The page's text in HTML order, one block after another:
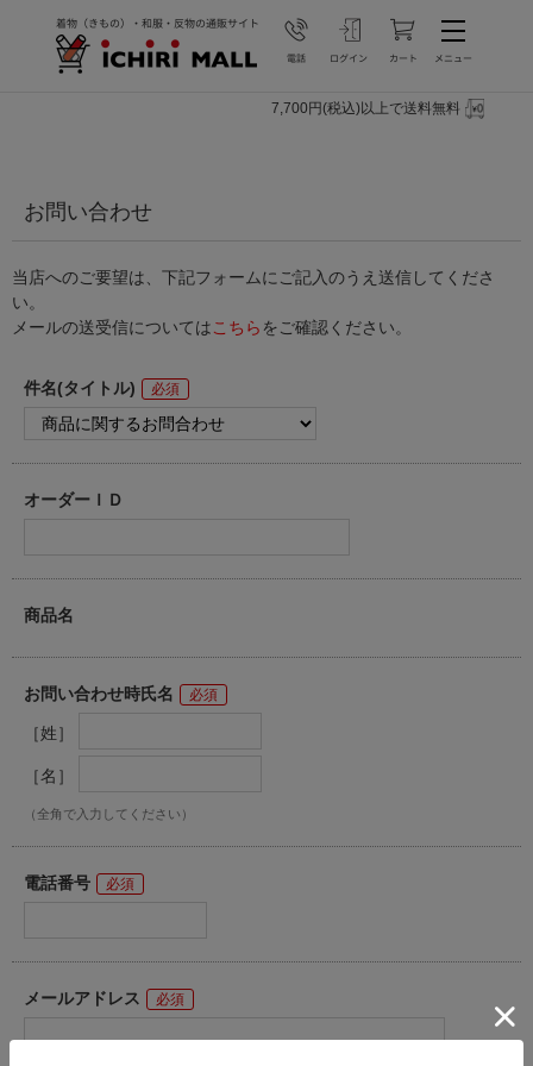
7,700円(税込)以上で送料無料
お問い合わせ
当店へのご要望は、下記フォームにご記入のうえ送信してくださ
い。
メールの送受信については こちら をご確認ください。
件名(タイトル)
オーダーＩＤ
商品名
お問い合わせ時氏名
［姓］
［名］
（全角で入力してください）
電話番号
メールアドレス